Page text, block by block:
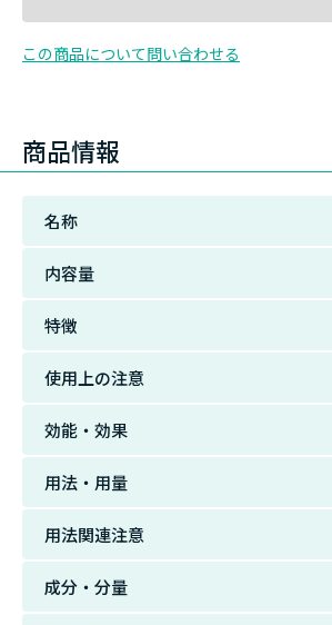
この商品について問い合わせる
商品情報
名称
内容量
特徴
使用上の注意
効能・効果
用法・用量
用法関連注意
成分・分量